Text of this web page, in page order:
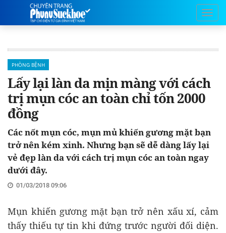
PHÒNG BỆNH
Lấy lại làn da mịn màng với cách
trị mụn cóc an toàn chỉ tốn 2000
đồng
Các nốt mụn cóc, mụn mủ khiến gương mặt bạn
trở nên kém xinh. Nhưng bạn sẽ dễ dàng lấy lại
vẻ đẹp làn da với cách trị mụn cóc an toàn ngay
dưới đây.
01/03/2018 09:06
Mụn khiến gương mặt bạn trở nên xấu xí, cảm
thấy thiếu tự tin khi đứng trước người đối diện.